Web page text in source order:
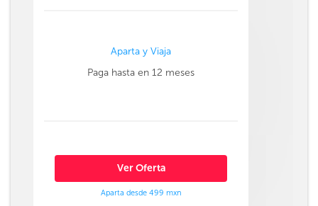
Aparta y Viaja
Paga hasta en 12 meses
Ver Oferta
Aparta desde 499 mxn